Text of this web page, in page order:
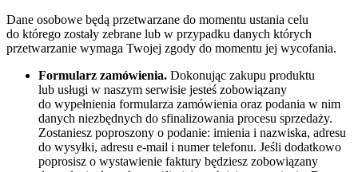
Dane osobowe będą przetwarzane do momentu ustania celu
do którego zostały zebrane lub w przypadku danych których
przetwarzanie wymaga Twojej zgody do momentu jej wycofania.
Formularz zamówienia. Dokonując zakupu produktu
lub usługi w naszym serwisie jesteś zobowiązany
do wypełnienia formularza zamówienia oraz podania w nim
danych niezbędnych do sfinalizowania procesu sprzedaży.
Zostaniesz poproszony o podanie: imienia i nazwiska, adresu
do wysyłki, adresu e-mail i numer telefonu. Jeśli dodatkowo
poprosisz o wystawienie faktury będziesz zobowiązany